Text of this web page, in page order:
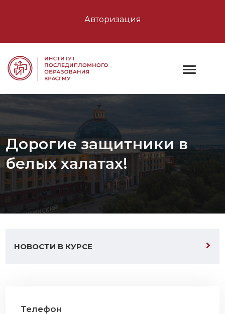
Авторизация
Дорогие защитники в
белых халатах!
НОВОСТИ В КУРСЕ
Телефон